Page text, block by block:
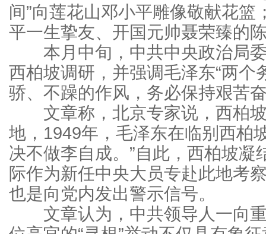
间”向莲花山邓小平雕像敬献花
平一生挚友、开国元帅聂荣臻的
本月中旬，中共中央政治局委
西柏坡调研，并强调毛泽东“两个
骄、不躁的作风，务必保持艰苦
文章称，北京专家说，西柏坡
地，1949年，毛泽东在临别西柏
决不做李自成。”自此，西柏坡凝
际作为新任中央大员专赴此地考
也是向党内发出警示信号。
文章认为，中共领导人一向重